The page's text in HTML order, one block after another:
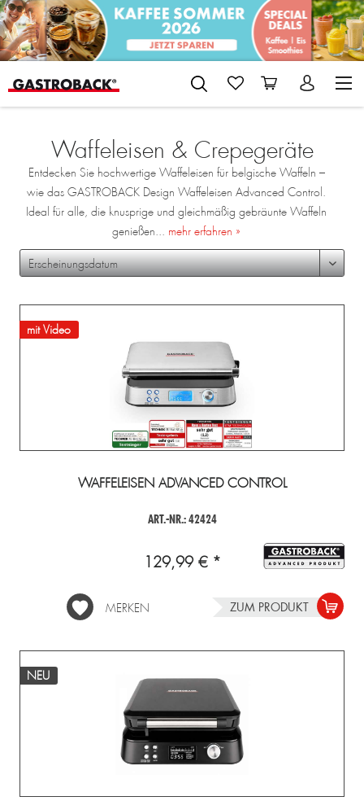
Waffeleisen & Crepegeräte
Entdecken Sie hochwertige Waffeleisen für belgische Waffeln –
wie das GASTROBACK Design Waffeleisen Advanced Control.
Ideal für alle, die knusprige und gleichmäßig gebräunte Waffeln
genießen... mehr erfahren »
mit Video
WAFFELEISEN ADVANCED CONTROL
ART.-NR.: 42424
129,99 € *
MERKEN ZUM PRODUKT
NEU